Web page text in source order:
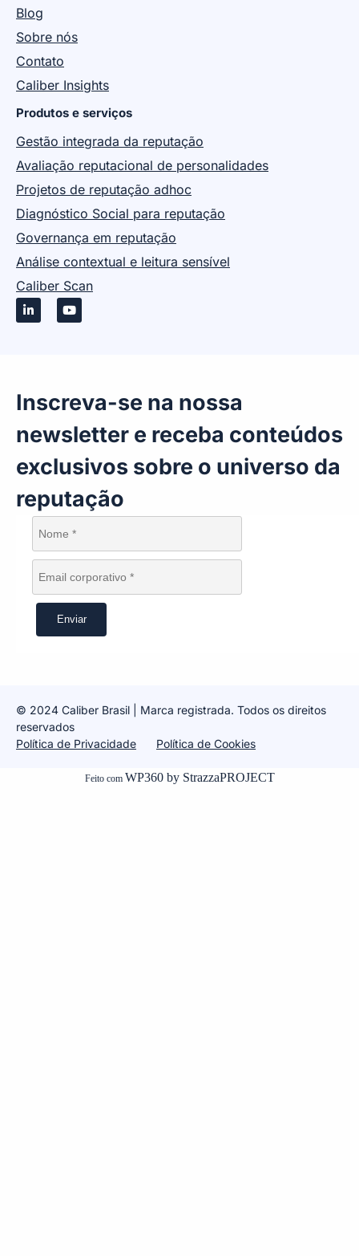
Blog
Sobre nós
Contato
Caliber Insights
Produtos e serviços
Gestão integrada da reputação
Avaliação reputacional de personalidades
Projetos de reputação adhoc
Diagnóstico Social para reputação
Governança em reputação
Análise contextual e leitura sensível
Caliber Scan
Inscreva-se na nossa
newsletter e receba conteúdos
exclusivos sobre o universo da
reputação
Enviar
© 2024 Caliber Brasil | Marca registrada. Todos os direitos
reservados
Política de Privacidade
Política de Cookies
Feito com WP360 by StrazzaPROJECT